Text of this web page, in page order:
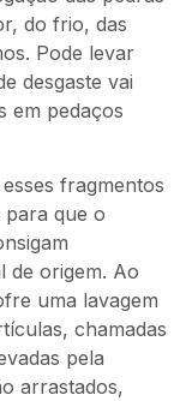
do frio, das
Pode levar
desgaste vai
em pedaços
fragmentos
que o
de origem. Ao
uma lavagem
chamadas
pela
arrastados,